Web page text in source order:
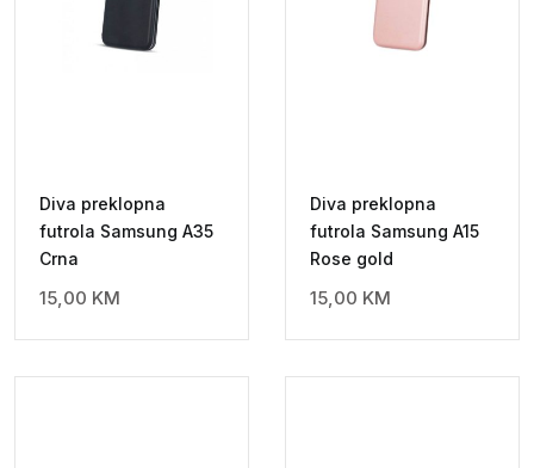
Diva preklopna
futrola Samsung A35
Crna
15,00 KM
Diva preklopna
futrola Samsung A15
Rose gold
15,00 KM